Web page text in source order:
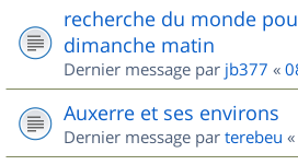
recherche du monde
dimanche matin
Dernier message par jb377 «
Auxerre et ses environs
Dernier message par terebeu «